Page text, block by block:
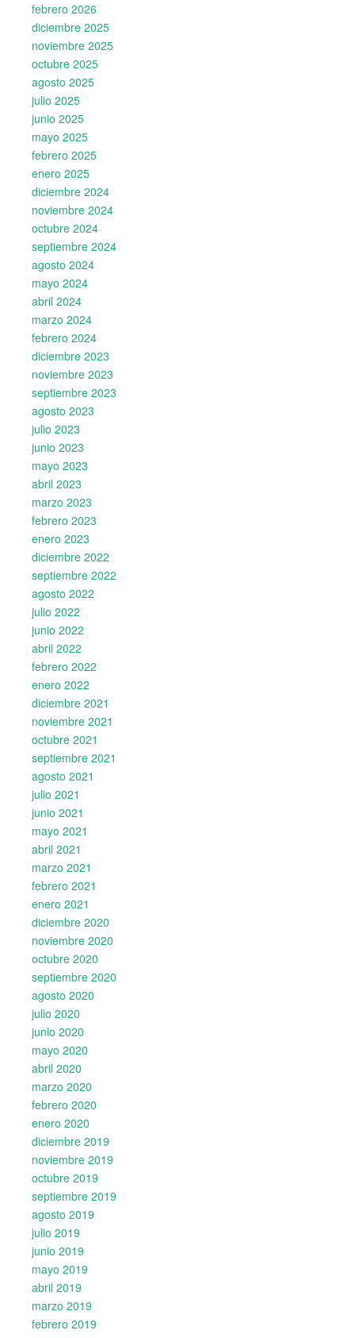
febrero 2026
diciembre 2025
noviembre 2025
octubre 2025
agosto 2025
julio 2025
junio 2025
mayo 2025
febrero 2025
enero 2025
diciembre 2024
noviembre 2024
octubre 2024
septiembre 2024
agosto 2024
mayo 2024
abril 2024
marzo 2024
febrero 2024
diciembre 2023
noviembre 2023
septiembre 2023
agosto 2023
julio 2023
junio 2023
mayo 2023
abril 2023
marzo 2023
febrero 2023
enero 2023
diciembre 2022
septiembre 2022
agosto 2022
julio 2022
junio 2022
abril 2022
febrero 2022
enero 2022
diciembre 2021
noviembre 2021
octubre 2021
septiembre 2021
agosto 2021
julio 2021
junio 2021
mayo 2021
abril 2021
marzo 2021
febrero 2021
enero 2021
diciembre 2020
noviembre 2020
octubre 2020
septiembre 2020
agosto 2020
julio 2020
junio 2020
mayo 2020
abril 2020
marzo 2020
febrero 2020
enero 2020
diciembre 2019
noviembre 2019
octubre 2019
septiembre 2019
agosto 2019
julio 2019
junio 2019
mayo 2019
abril 2019
marzo 2019
febrero 2019